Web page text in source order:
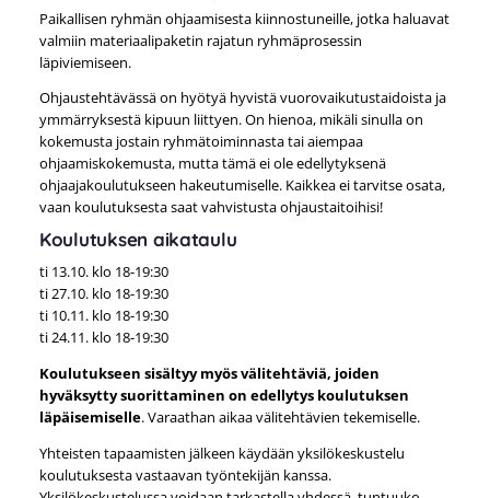
Paikallisen ryhmän ohjaamisesta kiinnostuneille, jotka haluavat
valmiin materiaalipaketin rajatun ryhmäprosessin
läpiviemiseen.
Ohjaustehtävässä on hyötyä hyvistä vuorovaikutustaidoista ja
ymmärryksestä kipuun liittyen. On hienoa, mikäli sinulla on
kokemusta jostain ryhmätoiminnasta tai aiempaa
ohjaamiskokemusta, mutta tämä ei ole edellytyksenä
ohjaajakoulutukseen hakeutumiselle. Kaikkea ei tarvitse osata,
vaan koulutuksesta saat vahvistusta ohjaustaitoihisi!
Koulutuksen aikataulu
ti 13.10. klo 18-19:30
ti 27.10. klo 18-19:30
ti 10.11. klo 18-19:30
ti 24.11. klo 18-19:30
Koulutukseen sisältyy myös välitehtäviä, joiden
hyväksytty suorittaminen on edellytys koulutuksen
läpäisemiselle. Varaathan aikaa välitehtävien tekemiselle.
Yhteisten tapaamisten jälkeen käydään yksilökeskustelu
koulutuksesta vastaavan työntekijän kanssa.